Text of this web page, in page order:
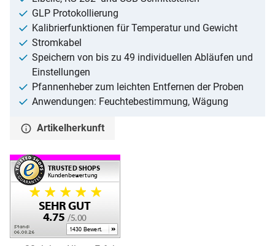
GLP Protokollierung
Kalibrierfunktionen für Temperatur und Gewicht
Stromkabel
Speichern von bis zu 49 individuellen Abläufen und
Einstellungen
Pfannenheber zum leichten Entfernen der Proben
Anwendungen: Feuchtebestimmung, Wägung
Artikelherkunft